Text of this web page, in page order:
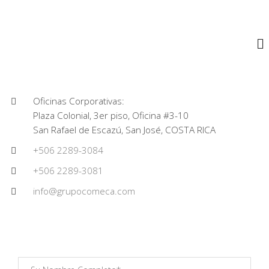
Oficinas Corporativas:
Plaza Colonial, 3er piso, Oficina #3-10
San Rafael de Escazú, San José, COSTA RICA
+506 2289-3084
+506 2289-3081
info@grupocomeca.com